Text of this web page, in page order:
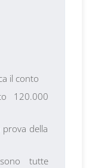
il conto
120.000
della
tutte